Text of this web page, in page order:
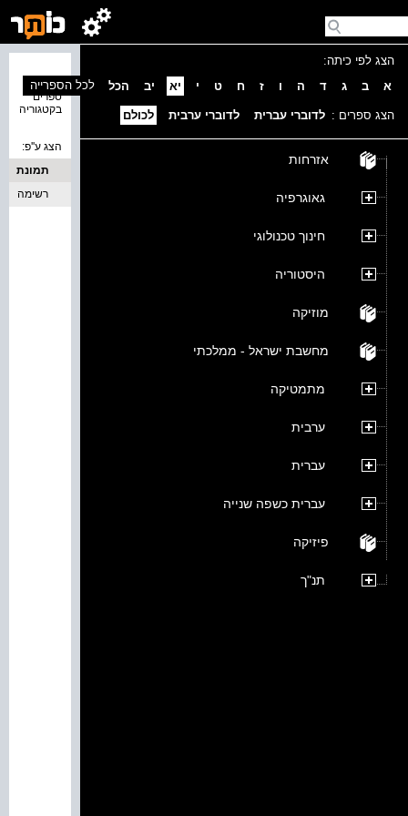
הצג לפי כיתה:
א
ב ג ד ה ו ז ח ט י יא יב הכל
הצג ספרים : לדוברי עברית לדוברי ערבית לכולם
אזרחות
גאוגרפיה
חינוך טכנולוגי
היסטוריה
מוזיקה
מחשבת ישראל - ממלכתי
מתמטיקה
ערבית
עברית
עברית כשפה שנייה
פיזיקה
תנ"ך
ספרים
בקטגוריה
לכל הספרייה
הצג ע''פ:
תמונת
כריכה
רשימה